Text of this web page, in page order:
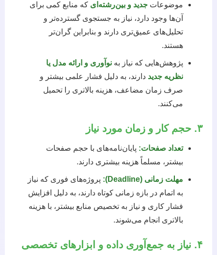
موضوعات جدید و بین‌رشته‌ای که منابع کمی برای
آن‌ها وجود دارد، نیاز به جستجوی گسترده‌تر و
تحلیل‌های عمیق‌تری دارند و بنابراین گران‌تر
هستند.
پژوهش‌هایی که نیاز به نوآوری و ارائه مدل یا
نظریه جدید دارند، به دلیل فشار علمی بیشتر و
صرف زمان مضاعف، هزینه بالاتری را تحمیل
می‌کنند.
۳. حجم کار و زمان مورد نیاز
تعداد صفحات: پایان‌نامه‌های با حجم صفحات
بیشتر، مسلماً هزینه بیشتری دارند.
مهلت زمانی (Deadline):
پروژه‌های فوری که نیاز
به اتمام در بازه زمانی کوتاه دارند، به دلیل افزایش
فشار کاری و نیاز به تخصیص منابع بیشتر، با هزینه
بالاتری انجام می‌شوند.
۴. نیاز به جمع‌آوری داده و ابزارهای تخصصی